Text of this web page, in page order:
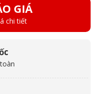
GIÁ
chi tiết